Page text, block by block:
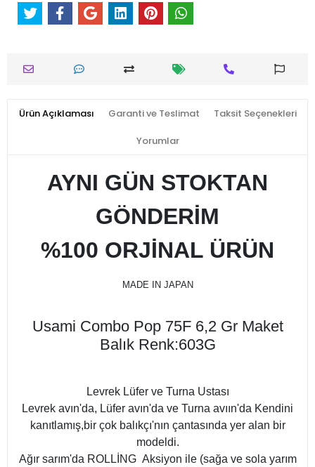
Ürün Açıklaması Garanti ve Teslimat Taksit Seçenekleri
Yorumlar
AYNI GÜN STOKTAN
GÖNDERİM
%100 ORJİNAL ÜRÜN
MADE IN JAPAN
Usami Combo Pop 75F 6,2 Gr Maket
Balık Renk:603G
Levrek Lüfer ve Turna Ustası
Levrek avın'da, Lüfer avın'da ve Turna avıın'da Kendini
kanıtlamış,bir çok balıkçı'nın çantasında yer alan bir
modeldi.
Ağır sarım'da ROLLİNG Aksiyon ile (sağa ve sola yarım